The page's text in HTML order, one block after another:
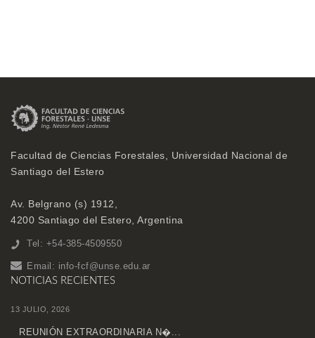
Facultad de Ciencias Forestales, Universidad Nacional de
Santiago del Estero
Av. Belgrano (s) 1912,
4200 Santiago del Estero, Argentina
Tel: +54-385-4509550
Email: info-fcf@unse.edu.ar
NOTICIAS RECIENTES
13 JULIO, 2026
REUNIÓN EXTRAORDINARIA N�...